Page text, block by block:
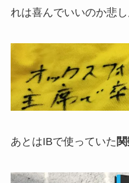
れは喜んでいいのか悲
あとはIBで使っていた